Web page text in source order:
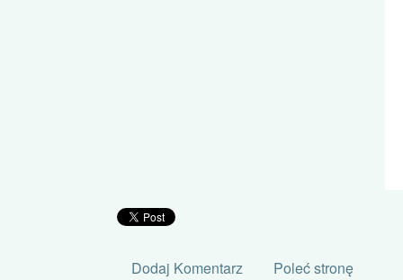
Dodaj Komentarz Poleć stronę